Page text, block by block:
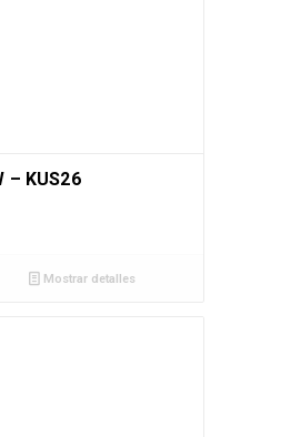
– KUS26
Mostrar detalles